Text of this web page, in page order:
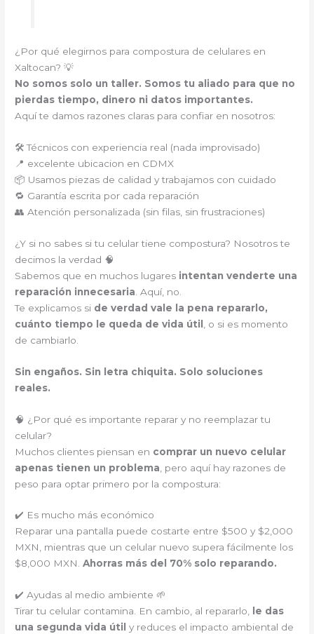
¿Por qué elegirnos para compostura de celulares en
Xaltocan? 💡
No somos solo un taller. Somos tu aliado para que no
pierdas tiempo, dinero ni datos importantes.
Aquí te damos razones claras para confiar en nosotros:
🛠️ Técnicos con experiencia real (nada improvisado)
📍 excelente ubicacion en CDMX
📦 Usamos piezas de calidad y trabajamos con cuidado
🔁 Garantía escrita por cada reparación
👥 Atención personalizada (sin filas, sin frustraciones)
¿Y si no sabes si tu celular tiene compostura? Nosotros te
decimos la verdad 🧠
Sabemos que en muchos lugares intentan venderte una
reparación innecesaria . Aquí, no.
Te explicamos si de verdad vale la pena repararlo,
cuánto tiempo le queda de vida útil
, o si es momento
de cambiarlo.
Sin engaños. Sin letra chiquita. Solo soluciones
reales.
🧠 ¿Por qué es importante reparar y no reemplazar tu
celular?
Muchos clientes piensan en comprar un nuevo celular
apenas tienen un problema , pero aquí hay razones de
peso para optar primero por la compostura:
✔️ Es mucho más económico
Reparar una pantalla puede costarte entre $500 y $2,000
MXN, mientras que un celular nuevo supera fácilmente los
$8,000 MXN.Ahorras más del 70% solo reparando.
✔️ Ayudas al medio ambiente 🌱
Tirar tu celular contamina. En cambio, al repararlo, le das
una segunda vida útil y reduces el impacto ambiental de